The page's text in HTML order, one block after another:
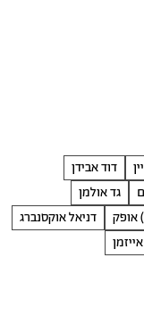
דוד אבידן
גד אולמן
אופק
דניאל אוקסנברג